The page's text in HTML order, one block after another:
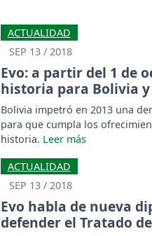
ACTUALIDAD
SEP 13 / 2018
Evo: a partir del 1 de
historia para Bolivia y
Bolivia impetró en 2013 una
para que cumpla los
historia.
ACTUALIDAD
SEP 13 / 2018
Evo habla de nueva
defender el Tratado